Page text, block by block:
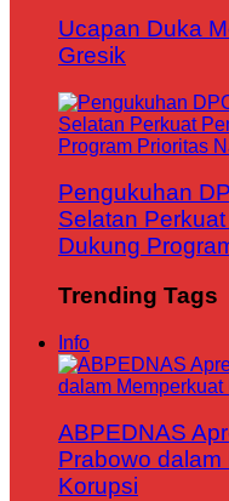
Ucapan Duka
Gresik
Pengukuhan
Selatan
Dukung
Trending Tags
Info
ABPEDNAS
Prabowo
Korupsi